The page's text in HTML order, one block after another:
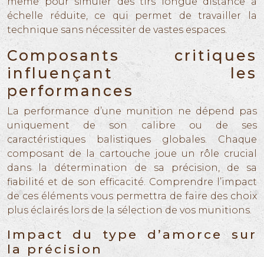
échelle réduite, ce qui permet de travailler la
technique sans nécessiter de vastes espaces.
Composants critiques
influençant les
performances
La performance d’une munition ne dépend pas
uniquement de son calibre ou de ses
caractéristiques balistiques globales. Chaque
composant de la cartouche joue un rôle crucial
dans la détermination de sa précision, de sa
fiabilité et de son efficacité. Comprendre l’impact
de ces éléments vous permettra de faire des choix
plus éclairés lors de la sélection de vos munitions.
Impact du type d’amorce sur
la précision